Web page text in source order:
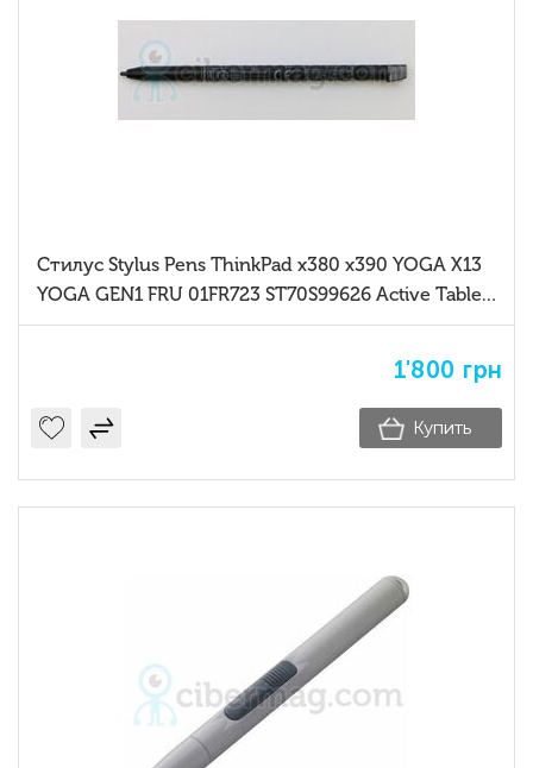
Стилус Stylus Pens ThinkPad x380 x390 YOGA X13
YOGA GEN1 FRU 01FR723 ST70S99626 Active Tablet
PC Stylus Pencil
1'800 грн
Купить